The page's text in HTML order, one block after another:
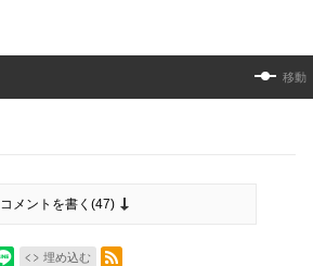
移動
コメントを書く(47)
埋め込む
RSSフィード